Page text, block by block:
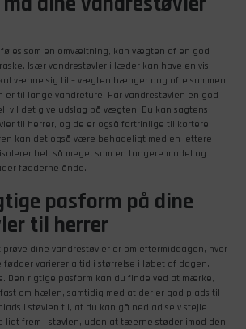
føles som en omvæltning, kan vægten af en god
Især vandrestøvler i læder kan have en vis
vænne sig til – vægten hænger dog ofte sammen
er til lange vandreture. Har vandrestøvlen en god
vil det give udslag på vægten. Du kan sagtens
til herrer, og de er også fortrinlige til kortere
kan det også være behageligt med en lettere
helt så meget som en tungere model og
fødderne ånde.
pasform på dine
til herrer
dine vandrestøvler er om eftermiddagen, hvor
fødder varierer altid i størrelse i løbet af dagen,
Den rigtige pasform kan du finde ved at mærke,
om hælen, samtidig med at der er god plads til
i støvlen til, at du kan gå ned ad selv stejle
lidt frem i støvlen, uden at tæerne støder imod den